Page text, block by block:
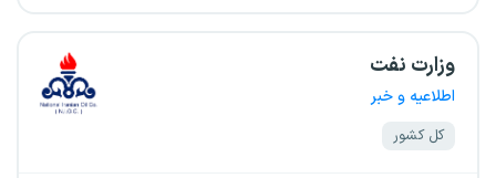
وزارت نفت
اطلاعیه و خبر
کل کشور